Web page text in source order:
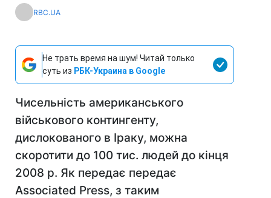
RBC.UA
Не трать время на шум! Читай только
суть из РБК-Украина в Google
Чисельність американського
військового контингенту,
дислокованого в Іраку, можна
скоротити до 100 тис. людей до кінця
2008 р. Як передає передає
Associated Press, з таким